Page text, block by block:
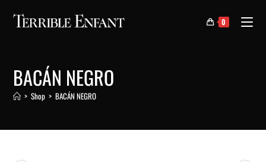
0
BACÁN NEGRO
> Shop > BACÁN NEGRO